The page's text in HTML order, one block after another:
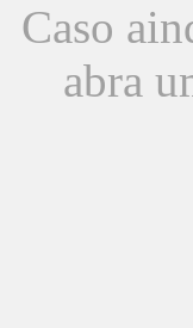
Caso
abra